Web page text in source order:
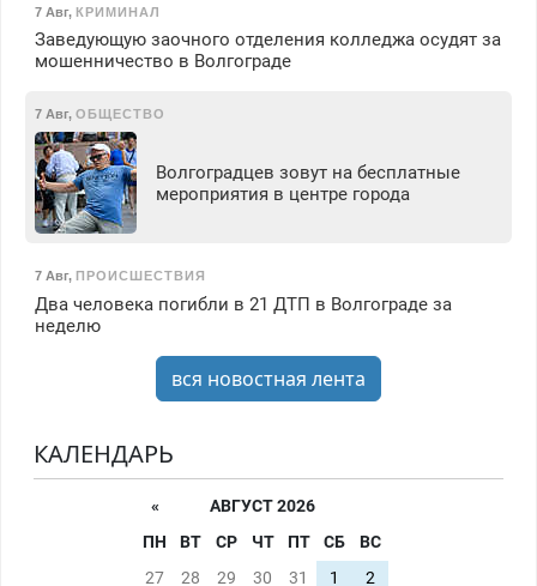
7 Авг, КРИМИНАЛ
Заведующую заочного отделения колледжа осудят за
мошенничество в Волгограде
7 Авг, ОБЩЕСТВО
Волгоградцев зовут на бесплатные
мероприятия в центре города
7 Авг, ПРОИСШЕСТВИЯ
Два человека погибли в 21 ДТП в Волгограде за
неделю
вся новостная лента
КАЛЕНДАРЬ
«
АВГУСТ 2026
ПН
ВТ СР ЧТ ПТ СБ
ВС
27
28 29 30 31 1 2